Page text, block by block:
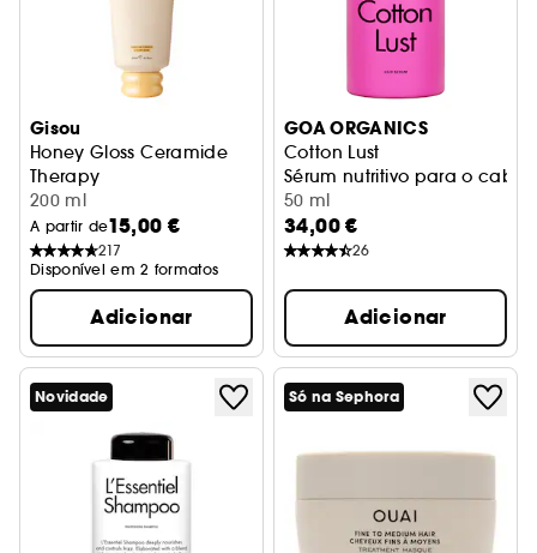
Gisou
Honey Gloss Ceramide
Therapy
Condicionador hidratante
200 ml
A partir de15,00 €
217
Disponível em 2 formatos
Adicionar
GOA ORGANICS
Cotton Lust
Sérum nutritivo para o
50 ml
34,00 €
26
Adicionar
Novidade Só na Sephora